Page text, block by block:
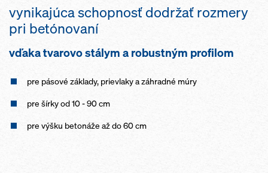
vynikajúca schopnosť dodržať rozmery
pri betónovaní
vďaka tvarovo stálym a robustným profilom
pre pásové základy, prievlaky a záhradné múry
pre šírky od 10 - 90 cm
pre výšku betonáže až do 60 cm